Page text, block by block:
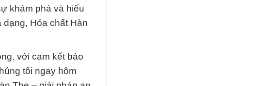
khám phá và hiểu
Hóa chất Hàn
với cam kết bảo
tôi ngay hôm